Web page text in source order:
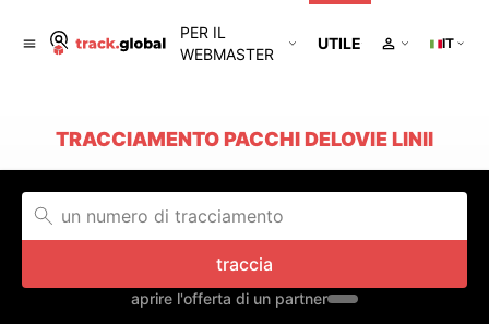
PER IL
WEBMASTER
UTILE IT
TRACCIAMENTO PACCHI DELOVIE LINII
traccia
aprire l'offerta di un partner